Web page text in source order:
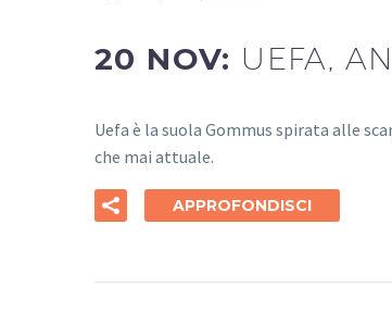
20 NOV: UEFA,
Uefa è la suola Gommus spirata alle
che mai attuale.
APPROFONDISCI